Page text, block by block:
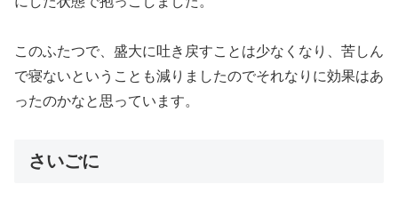
このふたつで、盛大に吐き戻すことは少なくなり、苦しん
で寝ないということも減りましたのでそれなりに効果はあ
ったのかなと思っています。
さいごに